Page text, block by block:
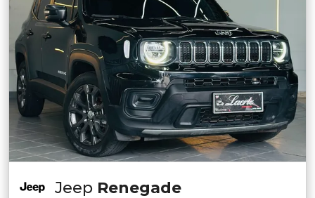
Jeep Renegade